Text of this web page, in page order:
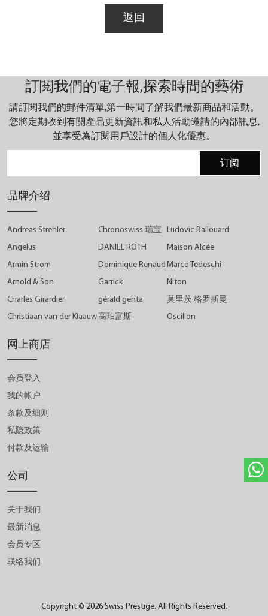
返回
訂閱我們的電子報,探索時間的藝術
請訂閱我們的郵件清單,第一時間了解我們最新商品和活動。
您將定期收到有關產品更新資訊和私人活動邀請的內部訊息,
並享受為訂閱用戶設計的個人化優惠。
订阅
品牌介绍
Andreas Strehler
Angelus
Armin Strom
Arnold & Son
Charles Girardier
Christiaan van der Klaauw
Chronoswiss 瑞宝
DANIEL ROTH
Dominique Renaud
Garrick
gérald genta
高珀富斯
Ludovic Ballouard
Maison Alcée
Marco Tedeschi
Niton
莫里茨·格罗斯曼
Oscillon
网上商店
会员登入
我的帐户
条款及细则
私隐政策
付款及运输
公司
关于我们
最新消息
会员专区
联络我们
Copyright © 2026 Swiss Prestige. All Rights Reserved.